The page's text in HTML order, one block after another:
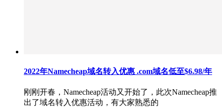
2022年Namecheap域名转入优惠 .com域名低至$6.98/年
刚刚开春，Namecheap活动又开始了，此次Namecheap推
出了域名转入优惠活动，有大家熟悉的